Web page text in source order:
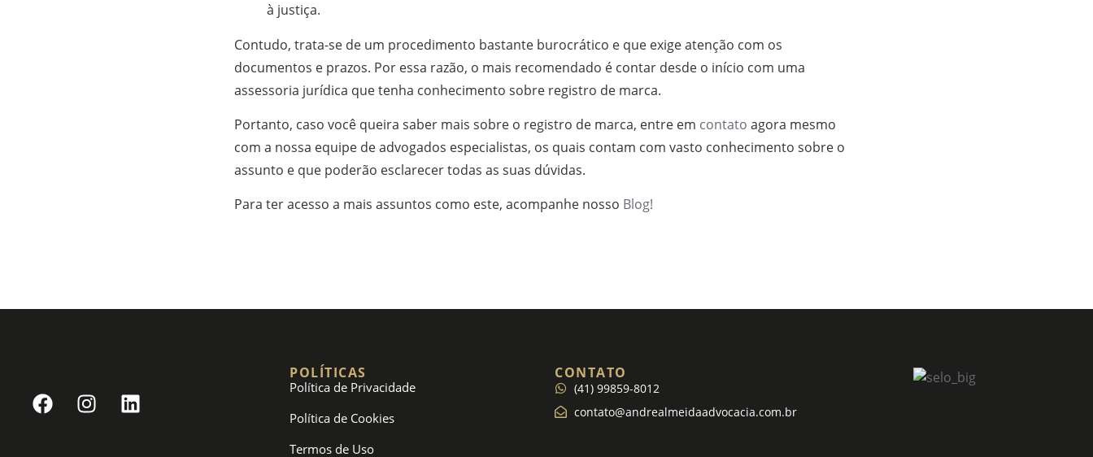
à justiça.
Contudo, trata-se de um procedimento bastante burocrático e que exige atenção com os
documentos e prazos. Por essa razão, o mais recomendado é contar desde o início com uma
assessoria jurídica que tenha conhecimento sobre registro de marca.
Portanto, caso você queira saber mais sobre o registro de marca, entre em contato agora mesmo
com a nossa equipe de advogados especialistas, os quais contam com vasto conhecimento sobre o
assunto e que poderão esclarecer todas as suas dúvidas.
Para ter acesso a mais assuntos como este, acompanhe nosso Blog!
POLÍTICAS
Política de Privacidade
Política de Cookies
Termos de Uso
CONTATO
(41) 99859-8012
contato@andrealmeidaadvocacia.com.br